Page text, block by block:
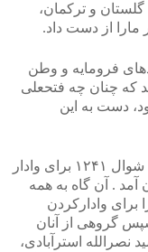
و ترکمان،
از دست داد.
فرومایه و وطن
که چنان چه فتحعلی
دست به این
بدین روش، سید محمد باقربهبهانی در پایان شوال ۱۲۴۱ برای وادار
آمد . آن گاه به همه
برای وادارکردن
گروهی از آنان
نصرالله استرآبادی،